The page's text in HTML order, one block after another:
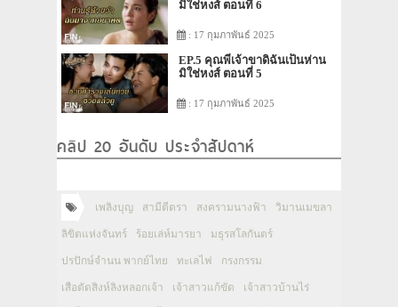
มิใช่หงส์ ตอนที่ 6
: 17 กุมภาพันธ์ 2025
EP.5 คุณพี่เจ้าขาดิฉันเป็นห่าน
มิใช่หงส์ ตอนที่ 5
: 17 กุมภาพันธ์ 2025
คลิป 20 อันดับ ประจำสัปดาห์
เพลิงบุญ สามีตีตรา สงครามนางฟ้า วิมานเมขลา
ลิขิตแห่งจันทร์ ร้อยเล่ห์มารยา มธุรสโลกันตร์
ปรปักษ์จำนน พากย์ไทย ทะเลไฟ กรงกรรม
เสือตัดสิงห์ลิงหลอกเจ้า เจ้าสาวแก้ขัด เจ้าสาวบ้านไร่